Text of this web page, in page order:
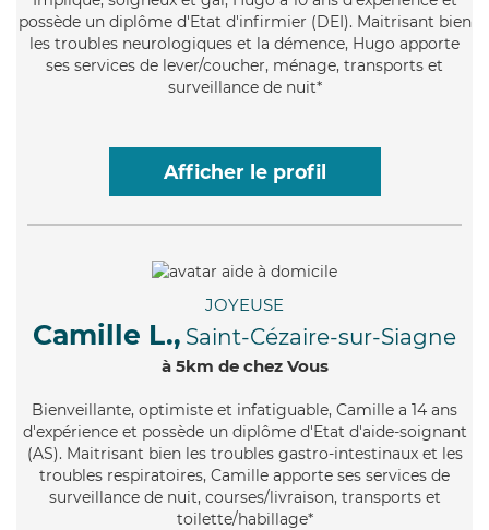
possède un diplôme d'Etat d'infirmier (DEI). Maitrisant bien
les troubles neurologiques et la démence, Hugo apporte
ses services de lever/coucher, ménage, transports et
surveillance de nuit*
Afficher le profil
JOYEUSE
Camille L., Saint-Cézaire-sur-Siagne
à 5km de chez Vous
Bienveillante, optimiste et infatiguable, Camille a 14 ans
d'expérience et possède un diplôme d'Etat d'aide-soignant
(AS). Maitrisant bien les troubles gastro-intestinaux et les
troubles respiratoires, Camille apporte ses services de
surveillance de nuit, courses/livraison, transports et
toilette/habillage*